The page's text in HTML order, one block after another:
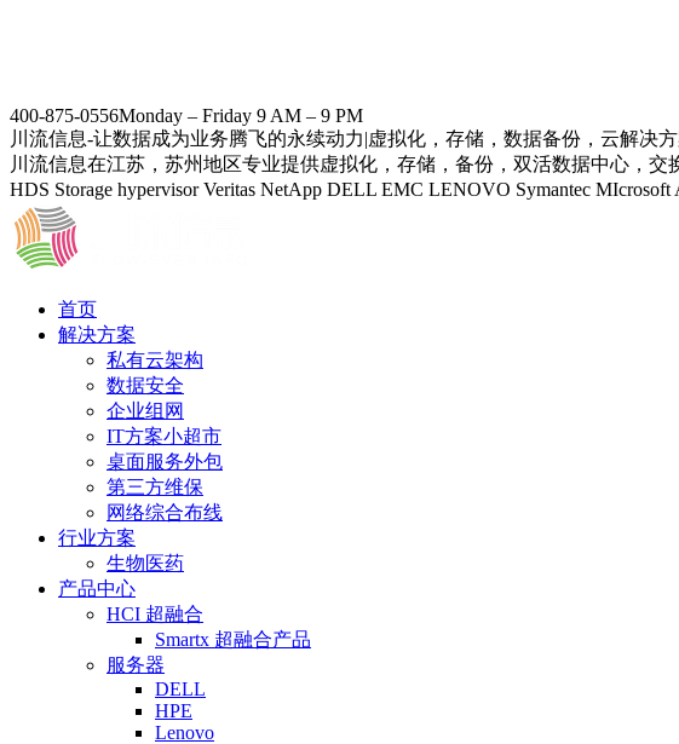
400-875-0556Monday – Friday 9 AM – 9 PM
川流信息-让数据成为业务腾飞的永续动力|虚拟化，存储，数据备份，云解决方
川流信息在江苏，苏州地区专业提供虚拟化，存储，备份，双活数据中心，
HDS Storage hypervisor Veritas NetApp DELL EMC LENOVO Symantec
首页
解决方案
私有云架构
数据安全
企业组网
IT方案小超市
桌面服务外包
第三方维保
网络综合布线
行业方案
生物医药
产品中心
HCI 超融合
Smartx 超融合产品
服务器
DELL
HPE
Lenovo